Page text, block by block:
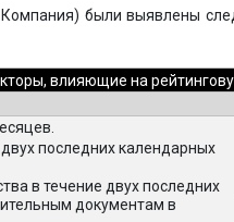
были выявлены
влияющие на
последних календарных
в течение двух последних
документам в